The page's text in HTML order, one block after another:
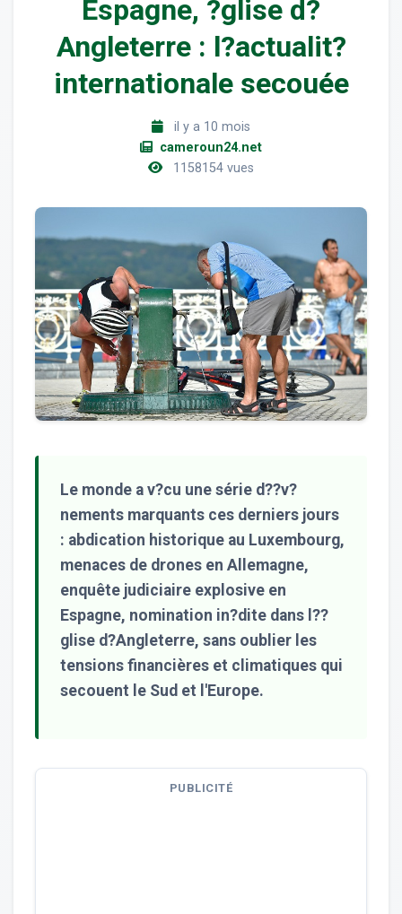
Espagne, ?glise d?
Angleterre : l?actualit?
internationale secouée
il y a 10 mois
cameroun24.net
1158154 vues
Le monde a v?cu une série d??v?
nements marquants ces derniers jours
: abdication historique au Luxembourg,
menaces de drones en Allemagne,
enquête judiciaire explosive en
Espagne, nomination in?dite dans l??
glise d?Angleterre, sans oublier les
tensions financières et climatiques qui
secouent le Sud et l'Europe.
PUBLICITÉ